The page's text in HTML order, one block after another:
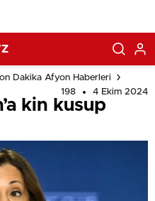
Dakika Afyon Haberleri
198
4 Ekim 2024
kin kusup